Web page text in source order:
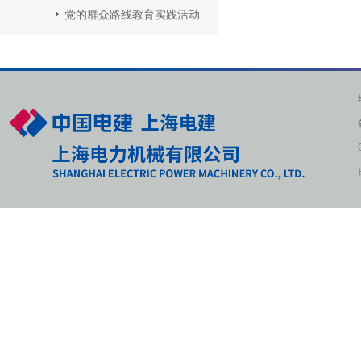
党的群众路线教育实践活动